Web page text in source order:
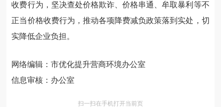
收费行为，坚决查处价格欺诈、价格串通、牟取暴利等不
正当价格收费行为，推动各项降费减负政策落到实处，切
实降低企业负担。
网络编辑：市优化提升营商环境办公室
信息审核：办公室
扫一扫在手机打开当前页